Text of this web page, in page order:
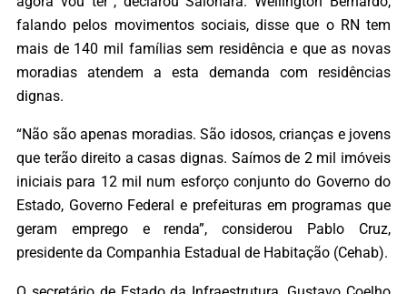
falando pelos movimentos sociais, disse que o RN tem
mais de 140 mil famílias sem residência e que as novas
moradias atendem a esta demanda com residências
dignas.
“Não são apenas moradias. São idosos, crianças e jovens
que terão direito a casas dignas. Saímos de 2 mil imóveis
iniciais para 12 mil num esforço conjunto do Governo do
Estado, Governo Federal e prefeituras em programas que
geram emprego e renda”, considerou Pablo Cruz,
presidente da Companhia Estadual de Habitação (Cehab).